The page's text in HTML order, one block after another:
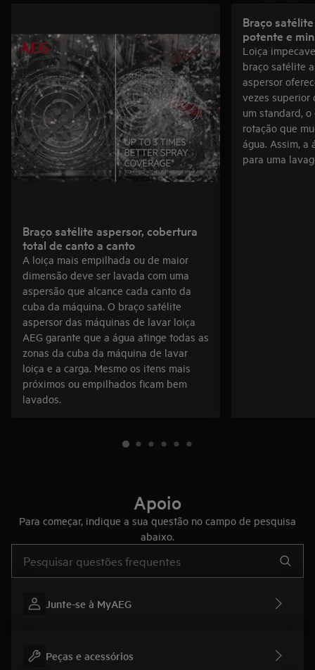
Braço satélite aspersor, cobertura
total de canto a canto
A loiça mais empilhada ou de maior
dimensão deve ser lavada com uma
aspersão que alcance cada canto da
cuba da máquina. O braço satélite
aspersor das máquinas de lavar loiça
AEG garante que a água atinge todas as
zonas da cuba da máquina de lavar
loiça e a carga. Mesmo os itens mais
próximos ou empilhados ficam bem
lavados.
Braço
potente e
Loiça
braço satélite
aspersor
vezes superior
um standard,
rotação que
água. Assim, a
para uma
Apoio
Para começar, indique a sua questão no campo de pesquisa
abaixo.
Junte-se à MyAEG
Peças e acessórios